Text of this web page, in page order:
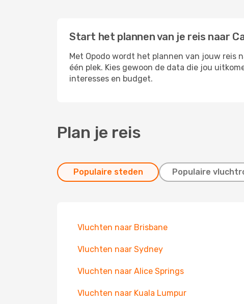
Start het plannen van je reis naar
Met Opodo wordt het plannen van jouw
één plek. Kies gewoon de data die jou
interesses en budget.
Plan je reis
Populaire steden Populaire
Vluchten naar Brisbane
Vluchten naar Sydney
Vluchten naar Alice Springs
Vluchten naar Kuala Lumpur